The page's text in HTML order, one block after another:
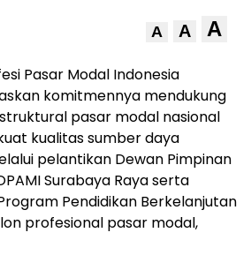
A A A
Pasar Modal Indonesia
komitmennya mendukung
pasar modal nasional
kualitas sumber daya
pelantikan Dewan Pimpinan
Surabaya Raya serta
Pendidikan Berkelanjutan
profesional pasar modal,